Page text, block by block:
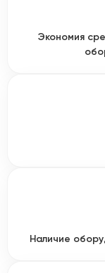
Экономия
Наличие